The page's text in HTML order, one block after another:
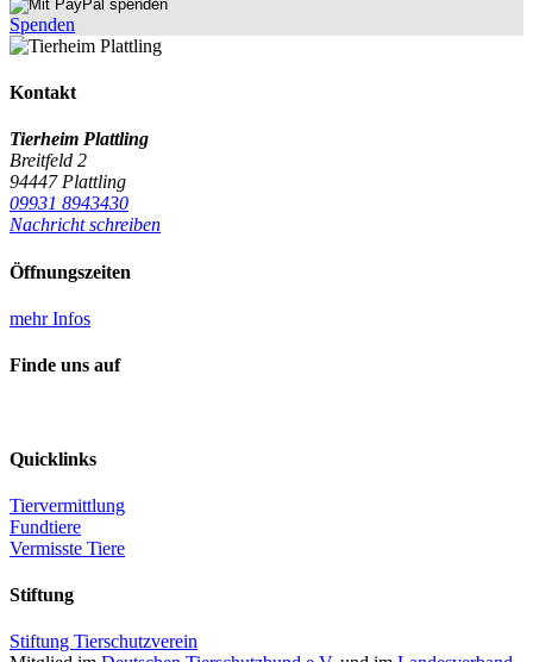
Spenden
Kontakt
Tierheim Plattling
Breitfeld 2
94447 Plattling
09931 8943430
Nachricht schreiben
Öffnungszeiten
mehr Infos
Finde uns auf
Quicklinks
Tiervermittlung
Fundtiere
Vermisste Tiere
Stiftung
Stiftung Tierschutzverein